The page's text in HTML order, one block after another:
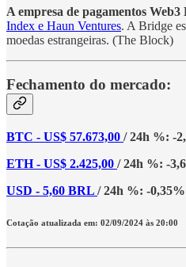
A empresa de pagamentos Web3
Index e Haun Ventures. A Bridge
moedas estrangeiras. (The Block)
Fechamento do mercado:
BTC - US$ 57.673,00 / 24h %: -
ETH - US$ 2.425,00 / 24h %: -
USD - 5,60 BRL / 24h %: -0,35%
Cotação atualizada em: 02/09/2024 às 20:00